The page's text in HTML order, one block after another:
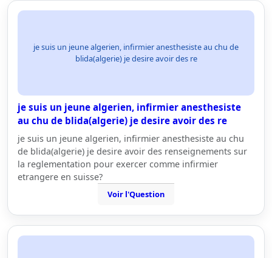
je suis un jeune algerien, infirmier anesthesiste au chu de
blida(algerie) je desire avoir des re
je suis un jeune algerien, infirmier anesthesiste
au chu de blida(algerie) je desire avoir des re
je suis un jeune algerien, infirmier anesthesiste au chu
de blida(algerie) je desire avoir des renseignements sur
la reglementation pour exercer comme infirmier
etrangere en suisse?
Voir l'Question